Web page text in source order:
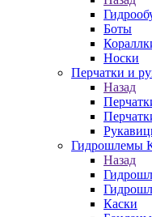
Боты
Носки
Перчатки и
Назад
Гидрошлемы
Назад
Каски